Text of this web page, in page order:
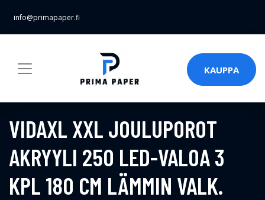
info@primapaper.fi
KAUPPA
VIDAXL XXL JOULUPOROT
AKRYYLI 250 LED-VALOA 3
KPL 180 CM LÄMMIN VALK.